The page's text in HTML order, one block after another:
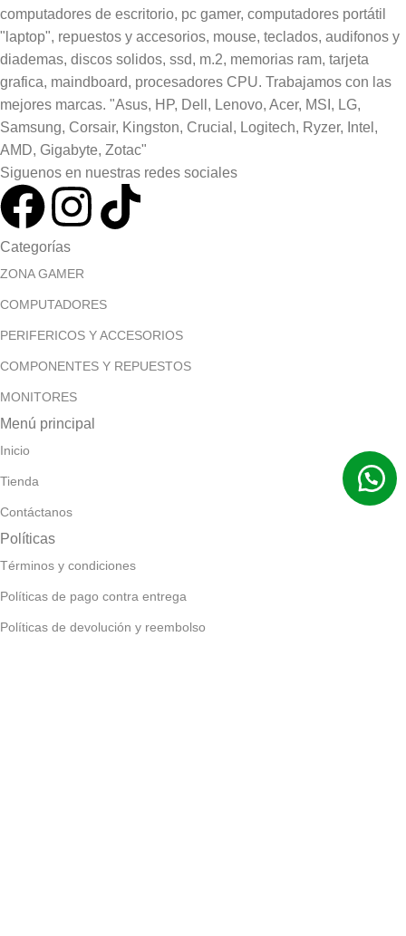
computadores de escritorio, pc gamer, computadores portátil
"laptop", repuestos y accesorios, mouse, teclados, audifonos y
diademas, discos solidos, ssd, m.2, memorias ram, tarjeta
grafica, maindboard, procesadores CPU. Trabajamos con las
mejores marcas. "Asus, HP, Dell, Lenovo, Acer, MSI, LG,
Samsung, Corsair, Kingston, Crucial, Logitech, Ryzer, Intel,
AMD, Gigabyte, Zotac"
Siguenos en nuestras redes sociales
Categorías
ZONA GAMER
COMPUTADORES
PERIFERICOS Y ACCESORIOS
COMPONENTES Y REPUESTOS
MONITORES
Menú principal
Inicio
Tienda
Contáctanos
Políticas
Términos y condiciones
Políticas de pago contra entrega
Políticas de devolución y reembolso